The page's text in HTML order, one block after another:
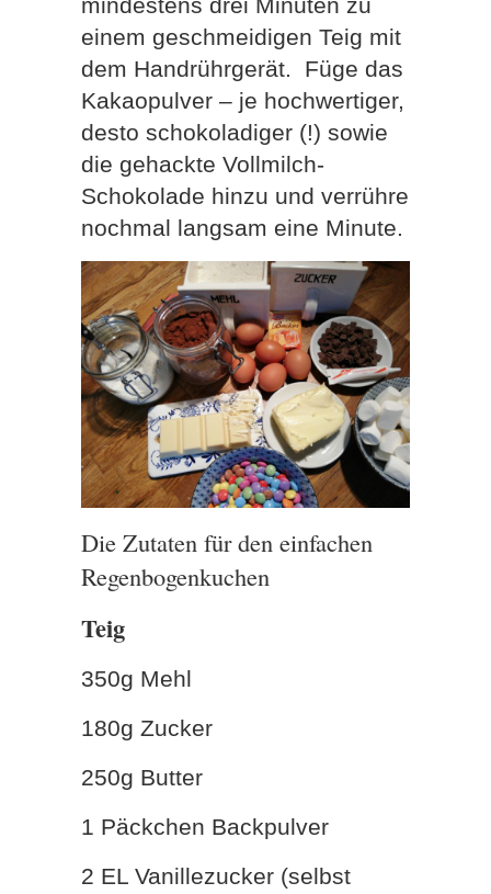
einem geschmeidigen Teig mit
dem Handrührgerät.
Füge das
Kakaopulver – je hochwertiger,
desto schokoladiger (!) sowie
die gehackte Vollmilch-
Schokolade hinzu und verrühre
nochmal langsam eine Minute.
Die Zutaten für den einfachen
Regenbogenkuchen
Teig
350g Mehl
180g Zucker
250g Butter
1 Päckchen Backpulver
2 EL Vanillezucker (selbst